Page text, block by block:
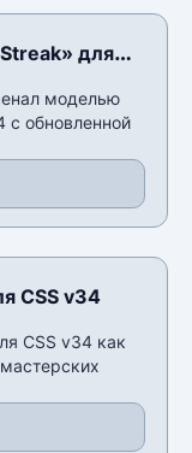
для
моделью
с обновленной
CSS v34
CSS v34 как